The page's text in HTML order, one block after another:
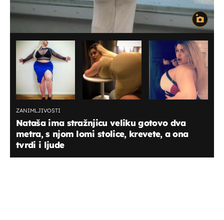
ZANIMLJIVOSTI
Nataša ima stražnjicu veliku gotovo dva
metra, s njom lomi stolice, krevete, a ona
tvrdi i ljude